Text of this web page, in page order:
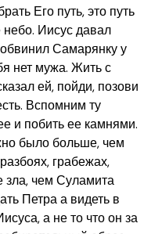
Его путь, это путь
небо. Иисус давал
Самарянку у
нет мужа. Жить с
ей, пойди, позови
Вспомним ту
и побить ее камнями.
было больше, чем
грабежах,
зла, чем Суламита
Петра а видеть в
а не то что он за